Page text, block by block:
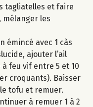
tagliatelles et faire
mélanger les
émincé avec 1 càs
ajouter l’ail
feu vif entre 5 et 10
croquants). Baisser
tofu et remuer.
à remuer 1 à 2